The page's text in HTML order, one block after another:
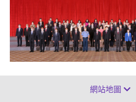
網站地圖